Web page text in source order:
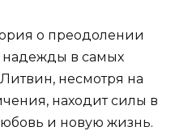
о преодолении
надежды в самых
несмотря на
находит силы в
и новую жизнь.